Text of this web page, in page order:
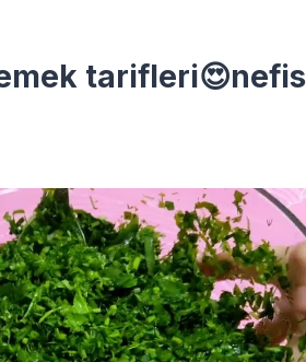
tarifleri😍nefis